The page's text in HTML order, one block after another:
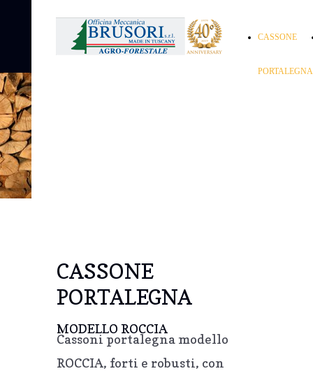
CASSONE
PORTALEGNA
CASSONE
PORTALEGNA
MODELLO ROCCIA
Cassoni portalegna modello
ROCCIA, forti e robusti, con